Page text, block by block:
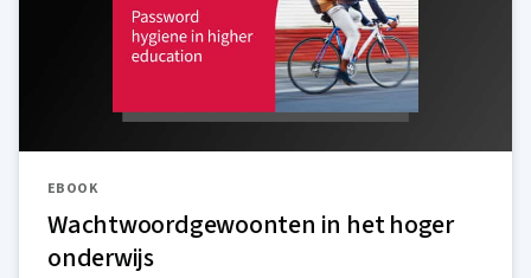
EBOOK
Wachtwoordgewoonten in het hoger
onderwijs